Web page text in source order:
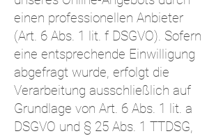
einen professionellen Anbieter
(Art. 6 Abs. 1 lit. f DSGVO). Sofern
eine entsprechende Einwilligung
abgefragt wurde, erfolgt die
Verarbeitung ausschließlich auf
Grundlage von Art. 6 Abs. 1 lit. a
DSGVO und § 25 Abs. 1 TTDSG,